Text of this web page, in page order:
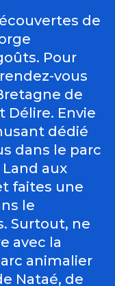
de
Pour
vous
de
Délire. Envie
dédié
dans le parc
aux
faites une
le
Surtout, ne
avec la
animalier
Nataé, de